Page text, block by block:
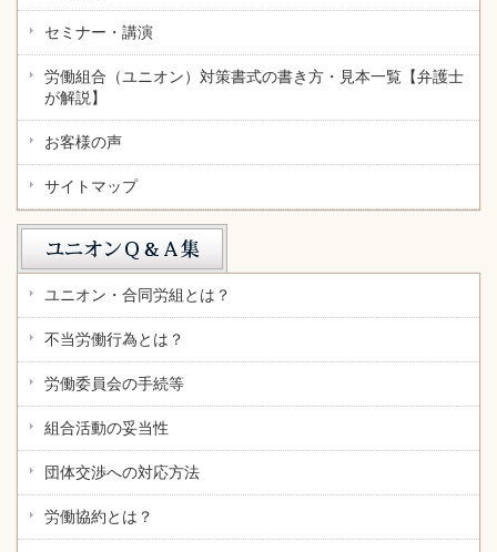
セミナー・講演
労働組合（ユニオン）対策書式の書き方・見本一覧【弁護士
が解説】
お客様の声
サイトマップ
ユニオン・合同労組とは？
不当労働行為とは？
労働委員会の手続等
組合活動の妥当性
団体交渉への対応方法
労働協約とは？